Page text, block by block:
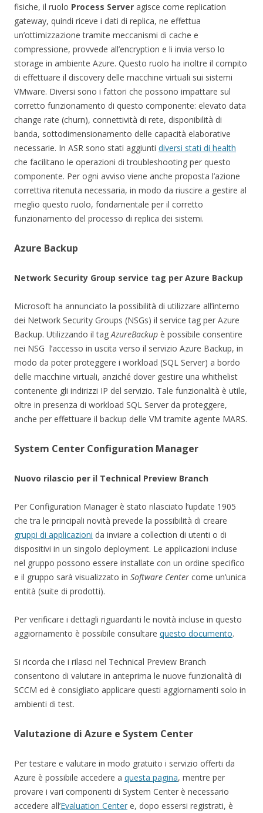
fisiche, il ruolo Process Server agisce come replication
gateway, quindi riceve i dati di replica, ne effettua
un’ottimizzazione tramite meccanismi di cache e
compressione, provvede all’encryption e li invia verso lo
storage in ambiente Azure. Questo ruolo ha inoltre il compito
di effettuare il discovery delle macchine virtuali sui sistemi
VMware. Diversi sono i fattori che possono impattare sul
corretto funzionamento di questo componente: elevato data
change rate (churn), connettività di rete, disponibilità di
banda, sottodimensionamento delle capacità elaborative
necessarie. In ASR sono stati aggiunti diversi stati di health
che facilitano le operazioni di troubleshooting per questo
componente. Per ogni avviso viene anche proposta l’azione
correttiva ritenuta necessaria, in modo da riuscire a gestire al
meglio questo ruolo, fondamentale per il corretto
funzionamento del processo di replica dei sistemi.
Azure Backup
Network Security Group service tag per Azure Backup
Microsoft ha annunciato la possibilità di utilizzare all’interno
dei ​Network Security Groups (NSGs) il service tag per Azure
Backup. Utilizzando il tagAzureBackup è possibile consentire
nei NSG l’accesso in uscita verso il servizio Azure Backup, in
modo da poter proteggere i workload (SQL Server) a bordo
delle macchine virtuali, anziché dover gestire una whithelist
contenente gli indirizzi IP del servizio. Tale funzionalità è utile,
oltre in presenza di workload SQL Server da proteggere,
anche per effettuare il backup delle VM tramite agente MARS.
System Center Configuration Manager
Nuovo rilascio per il Technical Preview Branch
Per Configuration Manager è stato rilasciato l’update 1905
che tra le principali novità prevede la possibilità di creare
gruppi di applicazioni da inviare a collection di utenti o di
dispositivi in un singolo deployment. Le applicazioni incluse
nel gruppo possono essere installate con un ordine specifico
e il gruppo sarà visualizzato in Software Center come un’unica
entità (suite di prodotti).
Per verificare i dettagli riguardanti le novità incluse in questo
aggiornamento è possibile consultare questo documento.
Si ricorda che i rilasci nel Technical Preview Branch
consentono di valutare in anteprima le nuove funzionalità di
SCCM ed è consigliato applicare questi aggiornamenti solo in
ambienti di test.
Valutazione di Azure e System Center
Per testare e valutare in modo gratuito i servizio offerti da
Azure è possibile accedere a questa pagina, mentre per
provare i vari componenti di System Center è necessario
accedere all’Evaluation Center e, dopo essersi registrati, è